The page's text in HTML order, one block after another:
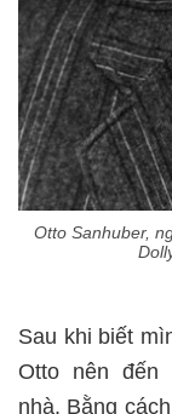
Otto Sanhuber,
Sau khi biết
Otto nên đến
nhà. Bằng